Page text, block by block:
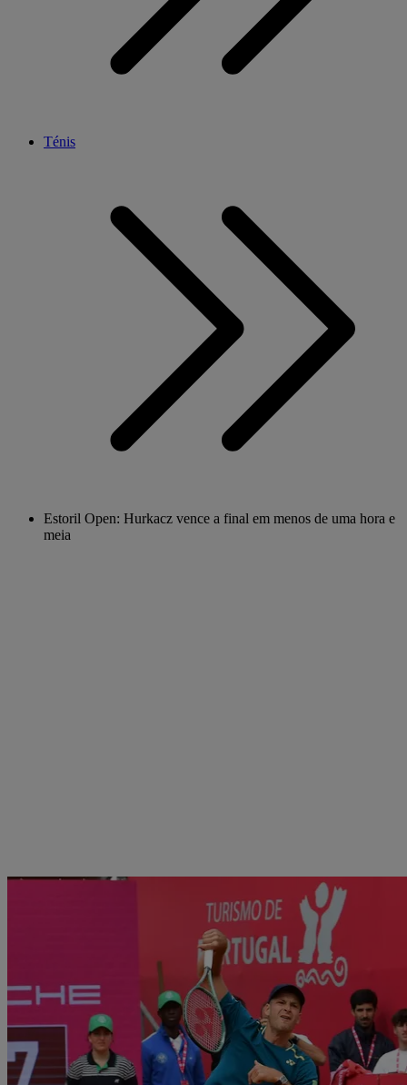
Ténis
Estoril Open: Hurkacz vence a final em menos de uma hora e
meia